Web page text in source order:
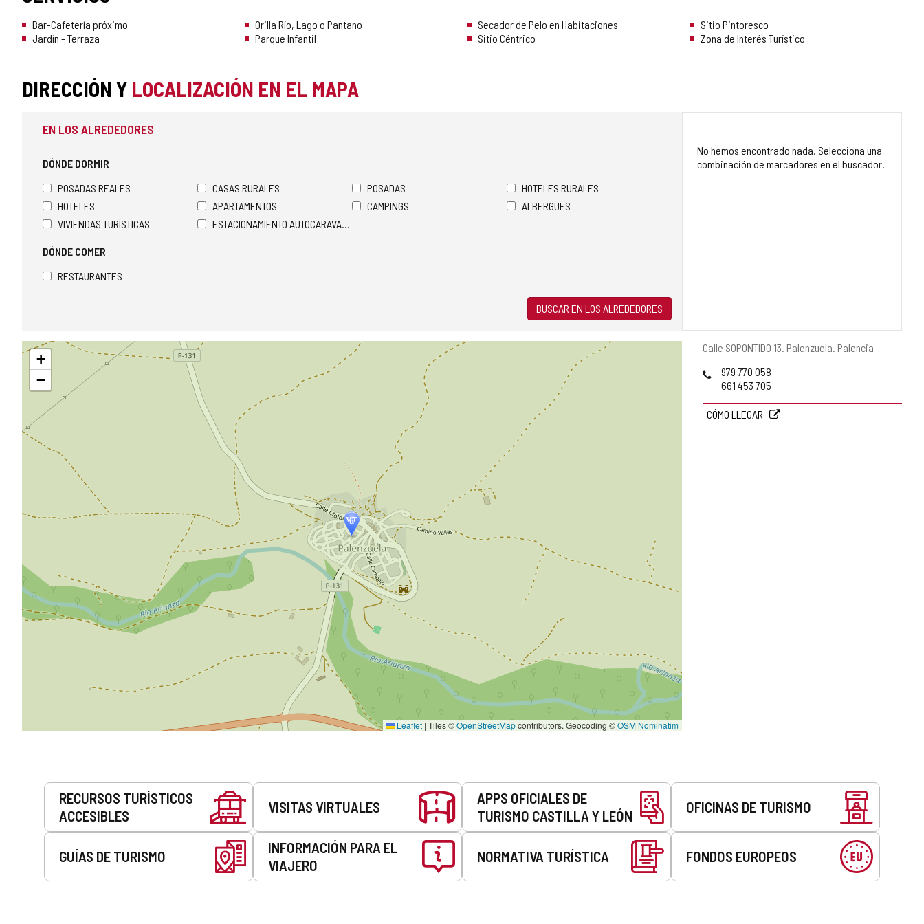
Bar-Cafetería próximo
Jardín - Terraza
Orilla Río, Lago o Pantano
Parque Infantil
Secador de Pelo en Habitaciones
Sitio Céntrico
Sitio Pintoresco
Zona de Interés Turístico
DIRECCIÓN Y LOCALIZACIÓN EN EL MAPA
Dirección
Calle SOPONTIDO 13. Palenzuela. Palencia
Teléfonos
979 770 058
661 453 705
CÓMO LLEGAR
EN LOS ALREDEDORES
DÓNDE DORMIR
POSADAS REALES
CASAS RURALES POSADAS
HOTELES RURALES
HOTELES
APARTAMENTOS CAMPINGS
ALBERGUES
VIVIENDAS TURÍSTICAS
ESTACIONAMIENTO AUTOCARAVANAS
DÓNDE COMER
RESTAURANTES
BUSCAR EN LOS ALREDEDORES
No hemos encontrado nada. Selecciona una
combinación de marcadores en el buscador.
Saltar
mapa
+
−
Leaflet | Tiles ©OpenStreetMapcontributors. Geocoding ©OSM Nominatim
Servicios
RECURSOS TURÍSTICOS
ACCESIBLES
VISITAS VIRTUALES
APPS OFICIALES DE
TURISMO CASTILLA Y LEÓN
OFICINAS DE TURISMO
GUÍAS DE TURISMO
INFORMACIÓN PARA EL
VIAJERO
NORMATIVA TURÍSTICA FONDOS EUROPEOS